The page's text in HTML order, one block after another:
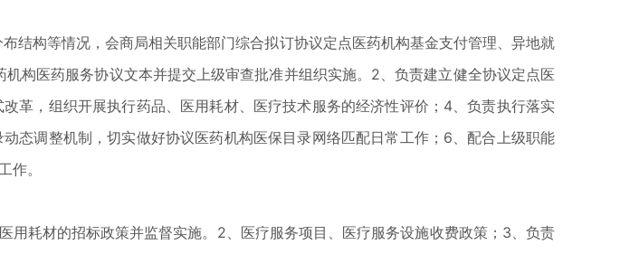
构等情况，会商局相关职能部门综合拟订协议定点医药机构基金支付管理、异地就
构医药服务协议文本并提交上级审查批准并组织实施。2、负责建立健全协议定点医
革，组织开展执行药品、医用耗材、医疗技术服务的经济性评价；4、负责执行落实
态调整机制，切实做好协议医药机构医保目录网络匹配日常工作；6、配合上级职能
作。
耗材的招标政策并监督实施。2、医疗服务项目、医疗服务设施收费政策；3、负责